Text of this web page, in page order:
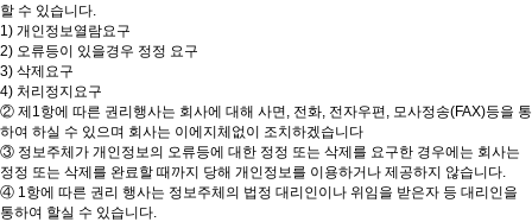
할 수 있습니다.
1) 개인정보열람요구
2) 오류등이 있을경우 정정 요구
3) 삭제요구
4) 처리정지요구
② 제1항에 따른 권리행사는 회사에 대해 사면, 전화, 전자우편, 모사정송(FAX)등을 통
하여 하실 수 있으며 회사는 이에지체없이 조치하겠습니다
③ 정보주체가 개인정보의 오류등에 대한 정정 또는 삭제를 요구한 경우에는 회사는
정정 또는 삭제를 완료할 때까지 당해 개인정보를 이용하거나 제공하지 않습니다.
④ 1항에 따른 권리 행사는 정보주체의 법정 대리인이나 위임을 받은자 등 대리인을
통하여 할실 수 있습니다.